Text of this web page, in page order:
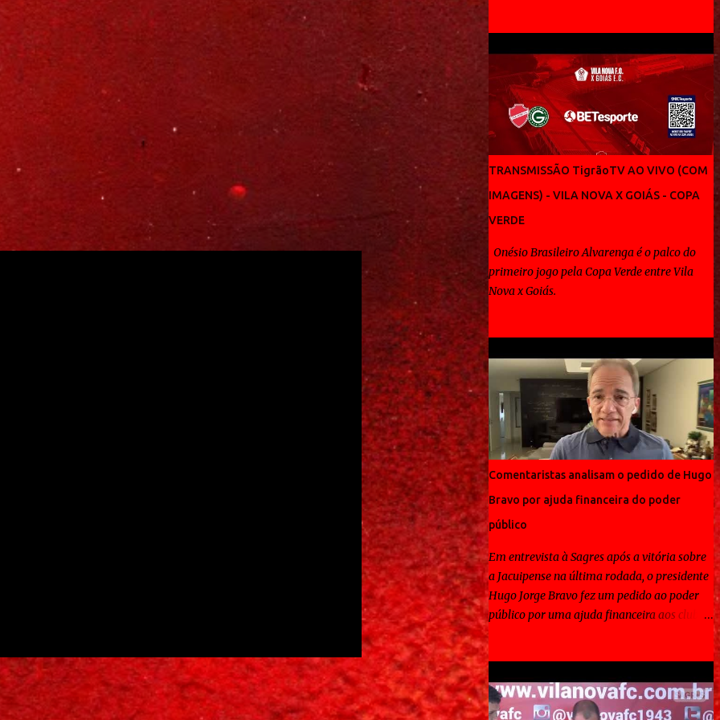
diferente, aliás até teve algo de inusitado,
pois o treinador que veio para dar um
padrão ao Vila Nova, viu seu time ficar
alçando bolas na ...
TRANSMISSÃO TigrãoTV AO VIVO (COM
IMAGENS) - VILA NOVA X GOIÁS - COPA
VERDE
Onésio Brasileiro Alvarenga é o palco do
primeiro jogo pela Copa Verde entre Vila
Nova x Goiás.
Comentaristas analisam o pedido de Hugo
Bravo por ajuda financeira do poder
público
Em entrevista à Sagres após a vitória sobre
a Jacuipense na última rodada, o presidente
Hugo Jorge Bravo fez um pedido ao poder
público por uma ajuda financeira aos clubes
para a disputa do Campeonato Brasileiro.